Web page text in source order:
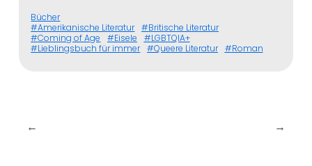
Bücher
Amerikanische Literatur
Britische Literatur
Coming of Age
Eisele
LGBTQIA+
Lieblingsbuch für immer
Queere Literatur Roman
← →